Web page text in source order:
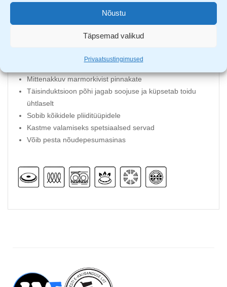
Nõustu
Täpsemad valikud
Privaatsustingimused
Lihtsalt ja mugavalt eemaldatav käepide
Mittenakkuv marmorkivist pinnakate
Täisinduktsioon põhi jagab soojuse ja küpsetab toidu
ühtlaselt
Sobib kõikidele pliiditüüpidele
Kastme valamiseks spetsiaalsed servad
Võib pesta nõudepesumasinas